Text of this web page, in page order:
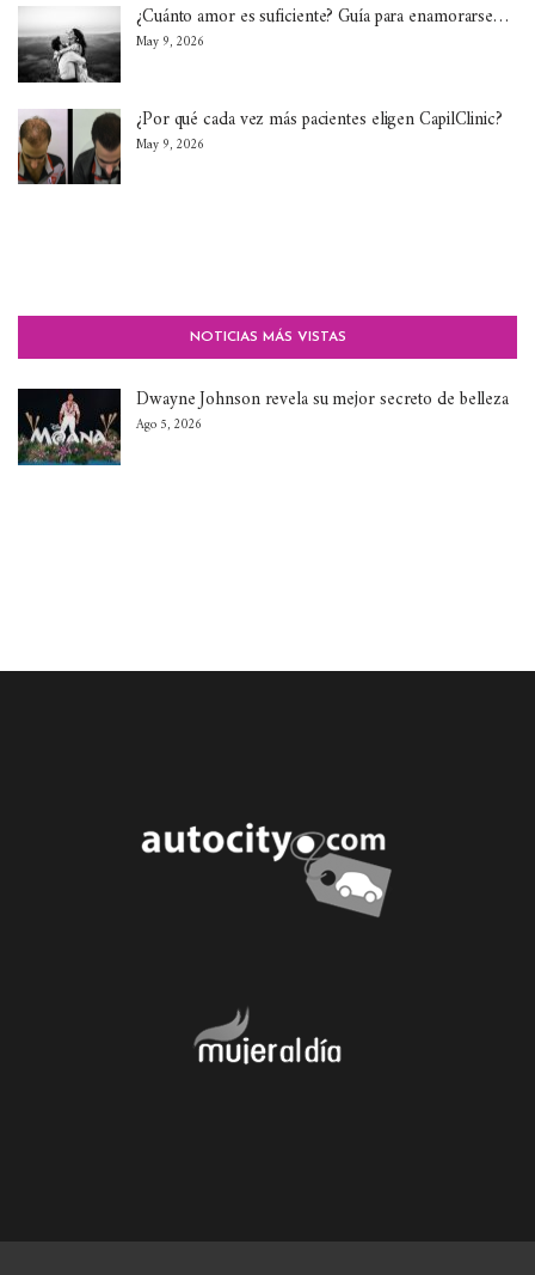
¿Cuánto amor es suficiente? Guía para enamorarse…
May 9, 2026
¿Por qué cada vez más pacientes eligen CapilClinic?
May 9, 2026
NOTICIAS MÁS VISTAS
Dwayne Johnson revela su mejor secreto de belleza
Ago 5, 2026